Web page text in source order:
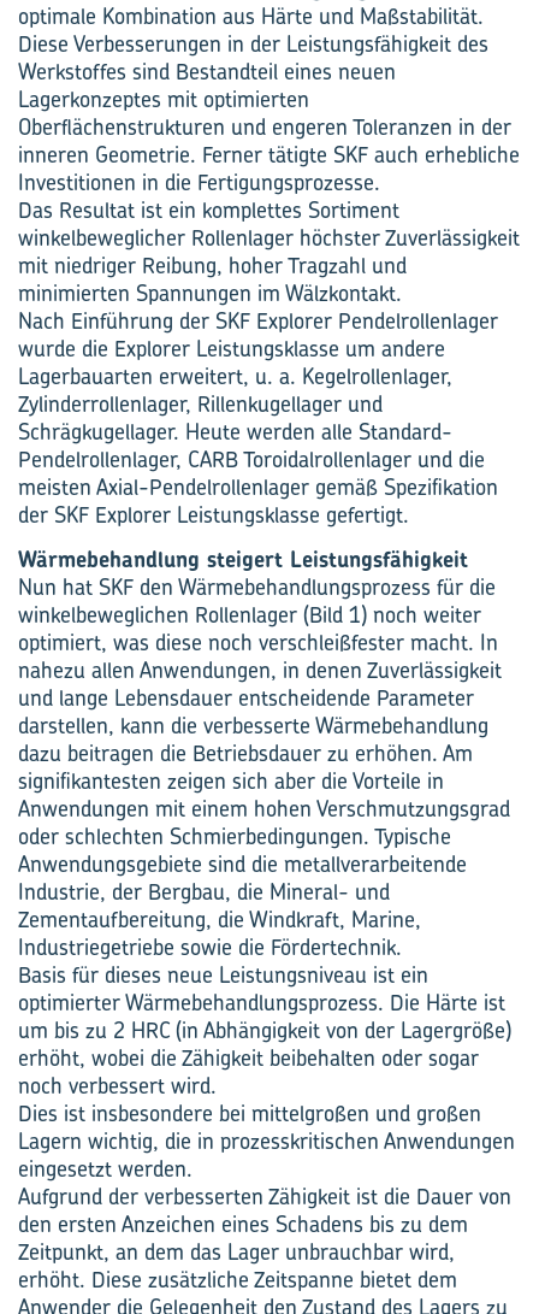
optimale Kombination aus Härte und Maßstabilität.
Diese Verbesserungen in der Leistungsfähigkeit des
Werkstoffes sind Bestandteil eines neuen
Lagerkonzeptes mit optimierten
Oberflächenstrukturen und engeren Toleranzen in der
inneren Geometrie. Ferner tätigte SKF auch erhebliche
Investitionen in die Fertigungsprozesse.
Das Resultat ist ein komplettes Sortiment
winkelbeweglicher Rollenlager höchster Zuverlässigkeit
mit niedriger Reibung, hoher Tragzahl und
minimierten Spannungen im Wälzkontakt.
Nach Einführung der SKF Explorer Pendelrollenlager
wurde die Explorer Leistungsklasse um andere
Lagerbauarten erweitert, u. a. Kegelrollenlager,
Zylinderrollenlager, Rillenkugellager und
Schrägkugellager. Heute werden alle Standard-
Pendelrollenlager, CARB Toroidalrollenlager und die
meisten Axial-Pendelrollenlager gemäß Spezifikation
der SKF Explorer Leistungsklasse gefertigt.
Wärmebehandlung steigert Leistungsfähigkeit
Nun hat SKF den Wärmebehandlungsprozess für die
winkelbeweglichen Rollenlager (Bild 1) noch weiter
optimiert, was diese noch verschleißfester macht. In
nahezu allen Anwendungen, in denen Zuverlässigkeit
und lange Lebensdauer entscheidende Parameter
darstellen, kann die verbesserte Wärmebehandlung
dazu beitragen die Betriebsdauer zu erhöhen. Am
signifikantesten zeigen sich aber die Vorteile in
Anwendungen mit einem hohen Verschmutzungsgrad
oder schlechten Schmierbedingungen. Typische
Anwendungsgebiete sind die metallverarbeitende
Industrie, der Bergbau, die Mineral- und
Zementaufbereitung, die Windkraft, Marine,
Industriegetriebe sowie die Fördertechnik.
Basis für dieses neue Leistungsniveau ist ein
optimierter Wärmebehandlungsprozess. Die Härte ist
um bis zu 2 HRC (in Abhängigkeit von der Lagergröße)
erhöht, wobei die Zähigkeit beibehalten oder sogar
noch verbessert wird.
Dies ist insbesondere bei mittelgroßen und großen
Lagern wichtig, die in prozesskritischen Anwendungen
eingesetzt werden.
Aufgrund der verbesserten Zähigkeit ist die Dauer von
den ersten Anzeichen eines Schadens bis zu dem
Zeitpunkt, an dem das Lager unbrauchbar wird,
erhöht. Diese zusätzliche Zeitspanne bietet dem
Anwender die Gelegenheit den Zustand des Lagers zu